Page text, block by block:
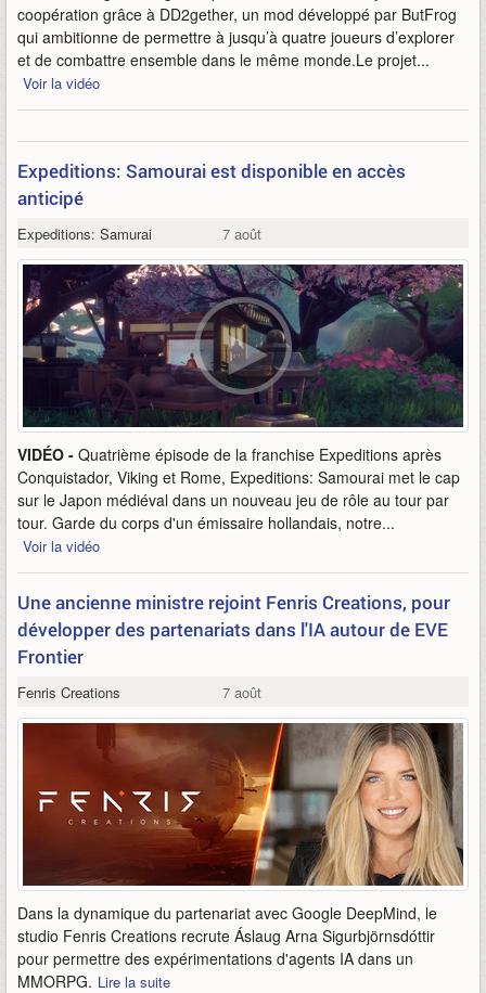
coopération grâce à DD2gether, un mod développé par ButFrog
qui ambitionne de permettre à jusqu’à quatre joueurs d’explorer
et de combattre ensemble dans le même monde.Le projet...
Voir la vidéo
Expeditions: Samourai est disponible en accès
anticipé
Expeditions: Samurai 7 août
VIDÉO - Quatrième épisode de la franchise Expeditions après
Conquistador, Viking et Rome, Expeditions: Samourai met le cap
sur le Japon médiéval dans un nouveau jeu de rôle au tour par
tour. Garde du corps d'un émissaire hollandais, notre...
Voir la vidéo
Une ancienne ministre rejoint Fenris Creations, pour
développer des partenariats dans l'IA autour de EVE
Frontier
Fenris Creations 7 août
Dans la dynamique du partenariat avec Google DeepMind, le
studio Fenris Creations recrute Áslaug Arna Sigurbjörnsdóttir
pour permettre des expérimentations d'agents IA dans un
MMORPG. Lire la suite